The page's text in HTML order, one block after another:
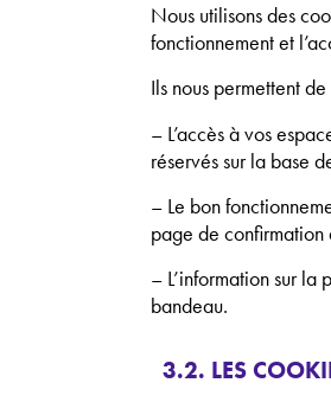
Nous utilisons des
fonctionnement et
Ils nous permettent
– L’accès à vos
réservés sur la base
– Le bon
page de
– L’information sur
bandeau.
3.2. LES